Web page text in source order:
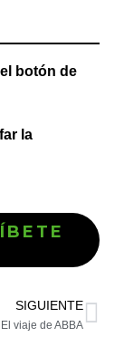
botón de
la
SIGUIENTE
El viaje de ABBA